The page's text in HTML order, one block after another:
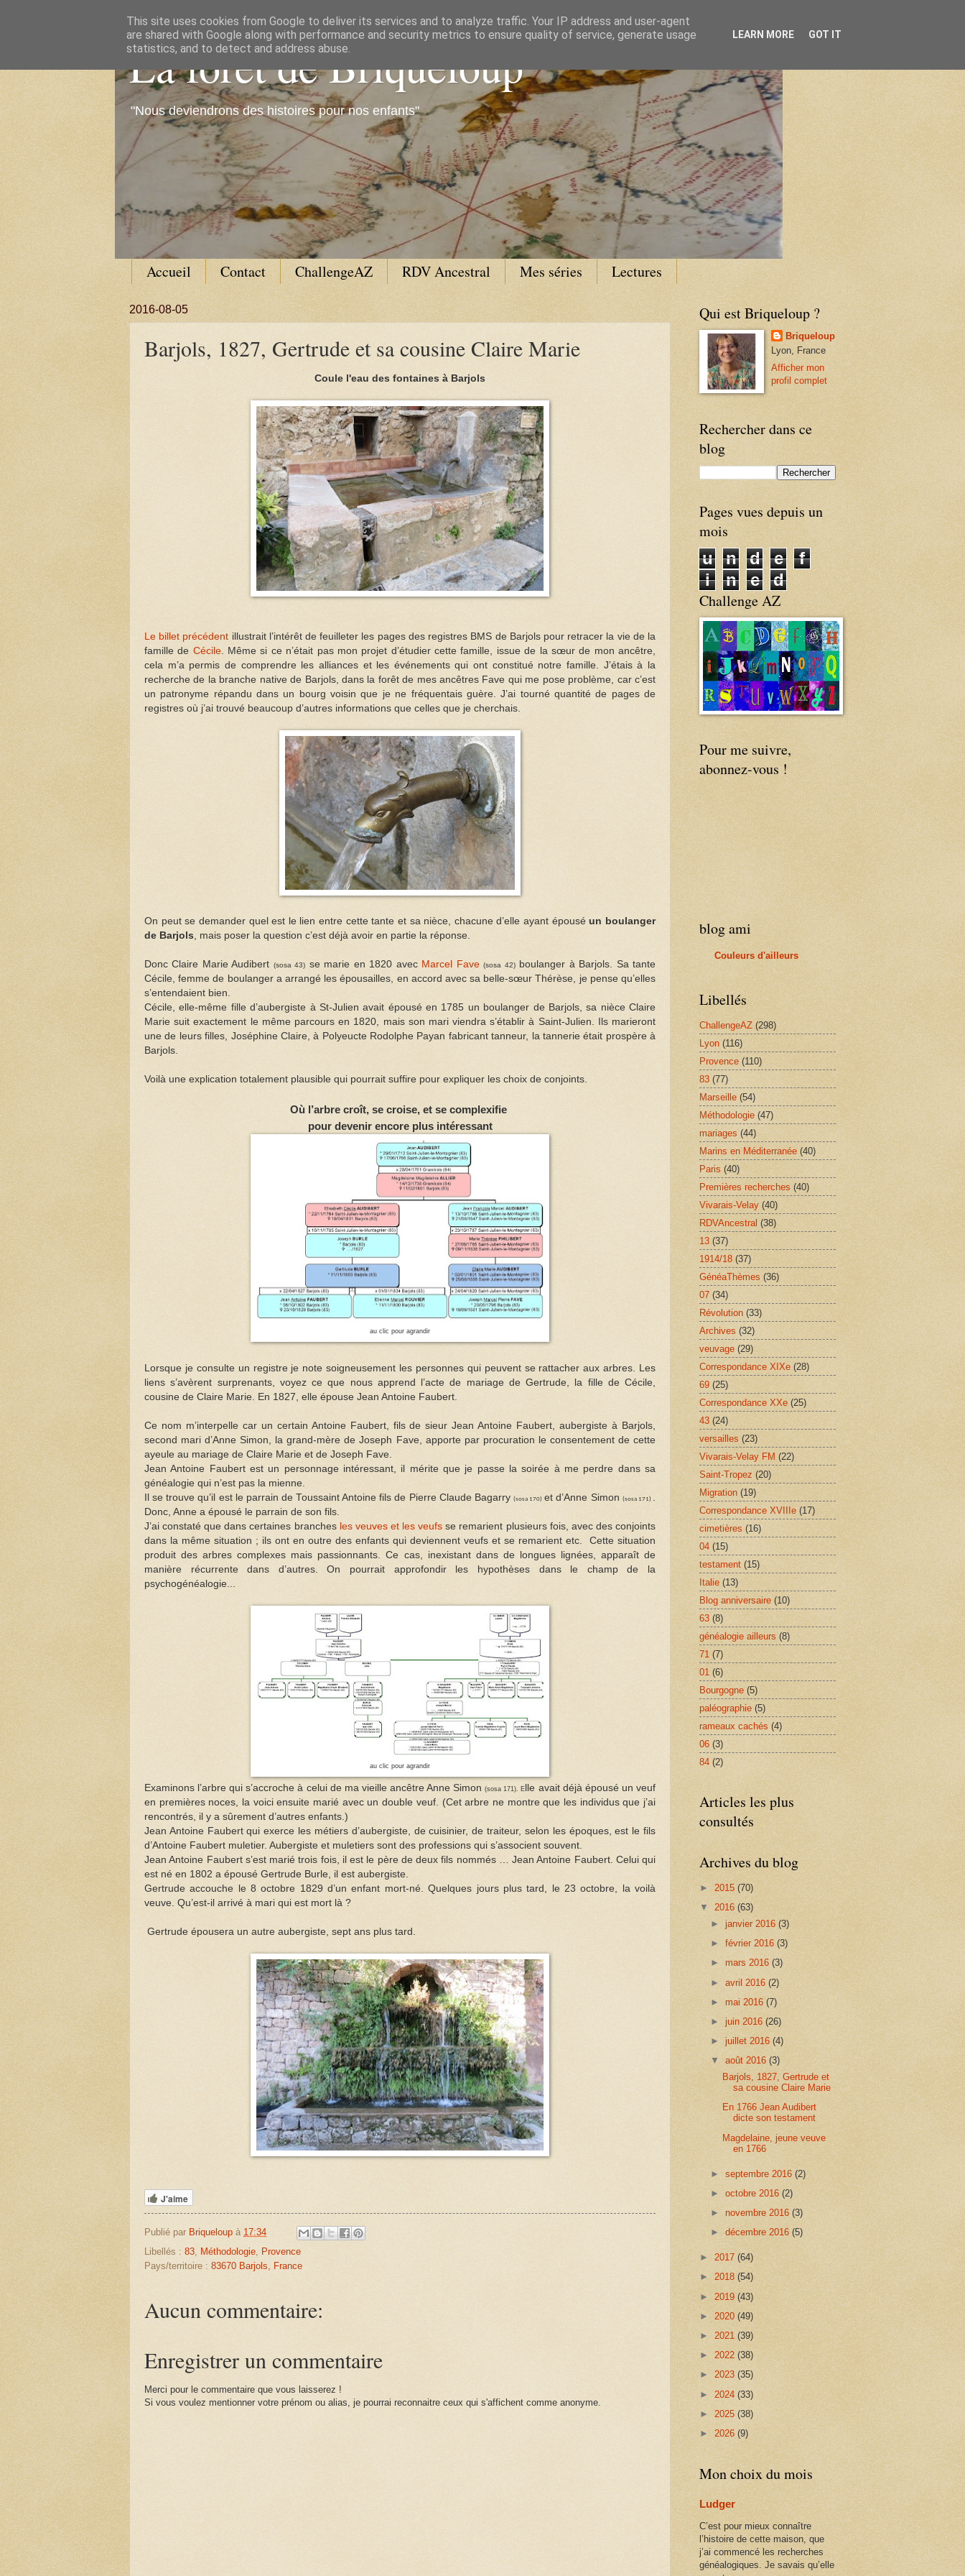
La forêt de Briqueloup
"Nous deviendrons des histoires pour nos enfants"
Accueil Contact ChallengeAZ RDV Ancestral Mes séries Lectures
2016-08-05
Barjols, 1827, Gertrude et sa cousine Claire Marie
Coule l'eau des fontaines à Barjols
Le billet précédent illustrait l’intérêt de feuilleter les pages des registres BMS de Barjols pour retracer la vie de la
famille de Cécile. Même si ce n’était pas mon projet d’étudier cette famille, issue de la sœur de mon ancêtre,
cela m’a permis de comprendre les alliances et les événements qui ont constitué notre famille. J’étais à la
recherche de la branche native de Barjols, dans la forêt de mes ancêtres Fave qui me pose problème, car c’est
un patronyme répandu dans un bourg voisin que je ne fréquentais guère. J’ai tourné quantité de pages de
registres où j’ai trouvé beaucoup d’autres informations que celles que je cherchais.
On peut se demander quel est le lien entre cette tante et sa nièce, chacune d’elle ayant épouséun boulanger
de Barjols , mais poser la question c’est déjà avoir en partie la réponse.
Donc Claire Marie Audibert (sosa 43) se marie en 1820 avec Marcel Fave (sosa 42)boulanger à Barjols. Sa tante
Cécile, femme de boulanger a arrangé les épousailles, en accord avec sa belle-sœur Thérèse, je pense qu’elles
s’entendaient bien.
Cécile, elle-même fille d’aubergiste à St-Julien avait épousé en 1785 un boulanger de Barjols, sa nièce Claire
Marie suit exactement le même parcours en 1820, mais son mari viendra s’établir à Saint-Julien. Ils marieront
une de leurs filles, Joséphine Claire, à Polyeucte Rodolphe Payan fabricant tanneur, la tannerie était prospère à
Barjols.
Voilà une explication totalement plausible qui pourrait suffire pour expliquer les choix de conjoints.
Où l’arbre croît, se croise, et se complexifie
pour devenir encore plus intéressant
au clic pour agrandir
Lorsque je consulte un registre je note soigneusement les personnes qui peuvent se rattacher aux arbres. Les
liens s’avèrent surprenants, voyez ce que nous apprend l’acte de mariage de Gertrude, la fille de Cécile,
cousine de Claire Marie. En 1827, elle épouse Jean Antoine Faubert.
Ce nom m’interpelle car un certain Antoine Faubert, fils de sieur Jean Antoine Faubert, aubergiste à Barjols,
second mari d’Anne Simon, la grand-mère de Joseph Fave, apporte par procuration le consentement de cette
ayeule au mariage de Claire Marie et de Joseph Fave.
Jean Antoine Faubert est un personnage intéressant, il mérite que je passe la soirée à me perdre dans sa
généalogie qui n’est pas la mienne.
Il se trouve qu’il est le parrain de Toussaint Antoine fils de Pierre Claude Bagarry(sosa 170) et d’Anne Simon (sosa 171)
Donc, Anne a épousé le parrain de son fils.
J’ai constaté que dans certaines branches les veuves et les veufsse remarient plusieurs fois, avec des conjoints
dans la même situation ; ils ont en outre des enfants qui deviennent veufs et se remarient etc. Cette situation
produit des arbres complexes mais passionnants. Ce cas, inexistant dans de longues lignées, apparaît de
manière récurrente dans d’autres. On pourrait approfondir les hypothèses dans le champ de la
psychogénéalogie...
au clic pour agrandir
Examinons l’arbre qui s’accroche à celui de ma vieille ancêtre Anne Simon(sosa 171). E lle avait déjà épousé un veuf
en premières noces, la voici ensuite marié avec un double veuf. (Cet arbre ne montre que les individus que j’ai
rencontrés, il y a sûrement d’autres enfants.)
Jean Antoine Faubert qui exerce les métiers d’aubergiste, de cuisinier, de traiteur, selon les époques, est le fils
d’Antoine Faubert muletier. Aubergiste et muletiers sont des professions qui s’associent souvent.
Jean Antoine Faubert s’est marié trois fois, il est le père de deux fils nommés … Jean Antoine Faubert. Celui qui
est né en 1802 a épousé Gertrude Burle, il est aubergiste.
Gertrude accouche le 8 octobre 1829 d’un enfant mort-né. Quelques jours plus tard, le 23 octobre, la voilà
veuve. Qu’est-il arrivé à mari qui est mort là ?
Gertrude épousera un autre aubergiste, sept ans plus tard.
J'aime
Publié par Briqueloup à 17:34
Libellés : 83 Méthodologie
Provence
Pays/territoire : 83670 Barjols, France
Aucun commentaire:
Enregistrer un commentaire
Merci pour le commentaire que vous laisserez !
Si vous voulez mentionner votre prénom ou alias, je pourrai reconnaitre ceux qui s'affichent comme anonyme.
Qui est Briqueloup ?
Briqueloup
Lyon, France
Afficher mon
profil complet
Rechercher dans ce
blog
Pages vues depuis un
mois
u
n d e
f
i
n e
d
Challenge AZ
Pour me suivre,
abonnez-vous !
blog ami
Couleurs d'ailleurs
Libellés
ChallengeAZ (298)
Lyon (116)
Provence (110)
83 (77)
Marseille (54)
Méthodologie (47)
mariages (44)
Marins en Méditerranée (40)
Paris (40)
Premières recherches (40)
Vivarais-Velay (40)
RDVAncestral (38)
13 (37)
1914/18 (37)
GénéaThèmes (36)
07 (34)
Révolution (33)
Archives (32)
veuvage (29)
Correspondance XIXe (28)
69 (25)
Correspondance XXe (25)
43 (24)
versailles (23)
Vivarais-Velay FM (22)
Saint-Tropez (20)
Migration (19)
Correspondance XVIIIe (17)
cimetières (16)
04 (15)
testament (15)
Italie (13)
Blog anniversaire (10)
63 (8)
généalogie ailleurs (8)
71 (7)
01 (6)
Bourgogne (5)
paléographie (5)
rameaux cachés (4)
06 (3)
84 (2)
Articles les plus
consultés
Archives du blog
► 2015 (70)
▼ 2016 (63)
► janvier 2016(3)
►février 2016(3)
►mars 2016(3)
►avril 2016(2)
►mai 2016(7)
►juin 2016(26)
►juillet 2016(4)
▼août 2016(3)
Barjols, 1827, Gertrude et
sa cousine Claire Marie
En 1766 Jean Audibert
dicte son testament
Magdelaine, jeune veuve
en 1766
►septembre 2016(2)
►octobre 2016(2)
►novembre 2016(3)
►décembre 2016(5)
► 2017 (64)
► 2018 (54)
► 2019 (43)
► 2020 (49)
► 2021 (39)
► 2022 (38)
► 2023 (35)
► 2024 (33)
► 2025 (38)
► 2026 (9)
Mon choix du mois
Ludger
C’est pour mieux connaître
l’histoire de cette maison, que
j’ai commencé les recherches
généalogiques. Je savais qu’elle
This site uses cookies from Google to deliver its services and to analyze traffic. Your IP address and user-agent
are shared with Google along with performance and security metrics to ensure quality of service, generate usage
statistics, and to detect and address abuse.
LEARN MORE GOT IT